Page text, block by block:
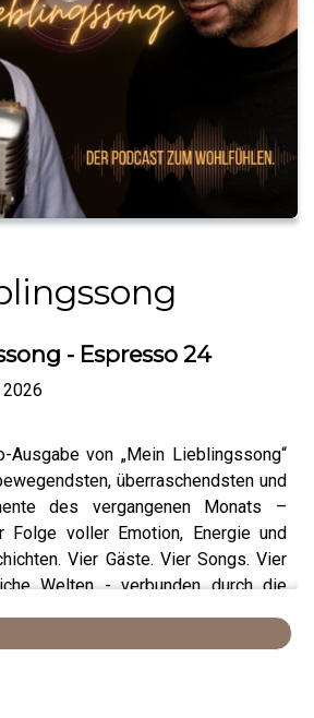
- Espresso 24
2026
von „Mein Lieblingssong“
überraschendsten und
des vergangenen Monats –
Folge voller Emotion, Energie und
Vier Gäste. Vier Songs. Vier
Welten - verbunden durch die